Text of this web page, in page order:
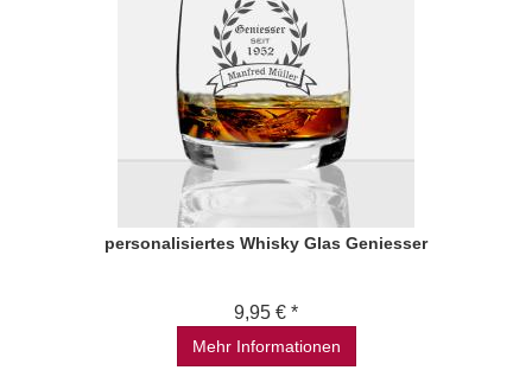
personalisiertes Whisky Glas Geniesser
9,95 € *
Mehr Informationen